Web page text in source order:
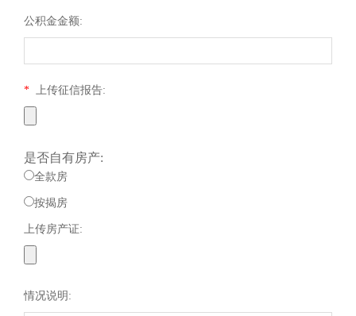
公积金金额:
* 上传征信报告:
是否自有房产:
全款房
按揭房
上传房产证:
情况说明: